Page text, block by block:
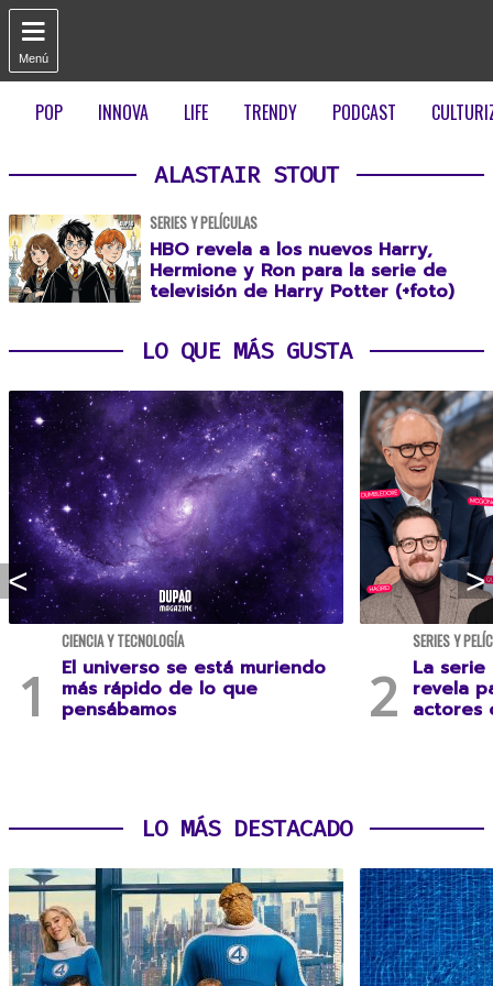

Menú
POP INNOVA LIFE TRENDY PODCAST
ALASTAIR STOUT
SERIES Y PELÍCULAS
HBO revela a los nuevos Harry,
Hermione y Ron para la serie de
televisión de Harry Potter (+foto)
LO QUE MÁS GUSTA
CIENCIA Y TECNOLOGÍA
El universo se está muriendo
más rápido de lo que
pensábamos
SERIES Y
La
revela
actores
LO MÁS DESTACADO